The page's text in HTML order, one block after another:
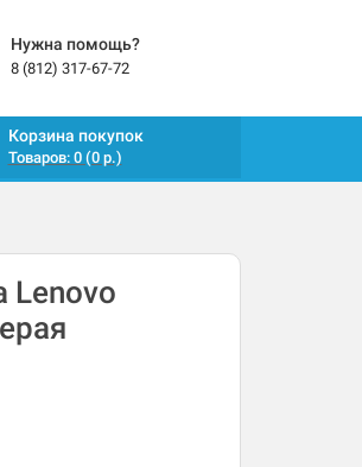
Нужна помощь?
8 (812) 317-67-72
Корзина покупок
Товаров: 0 (0 р.)
Lenovo